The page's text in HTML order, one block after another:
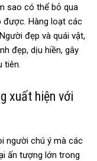
sao có thể bỏ qua
được. Hàng loạt các
đẹp và quái vật,
đẹp, dịu hiền, gây
xuất hiện với
người chú ý mà các
ấn tượng lớn trong